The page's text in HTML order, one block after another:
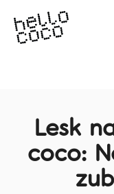
obsah
produkty
balení
Lesk
coco: